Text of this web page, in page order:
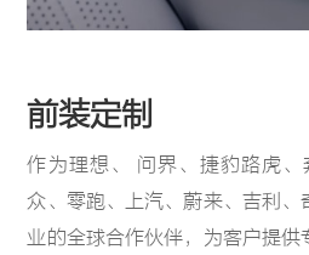
前装定制
作为理想、 问界、捷豹路虎
众、零跑、上汽、蔚来、吉利
业的全球合作伙伴，为客户提